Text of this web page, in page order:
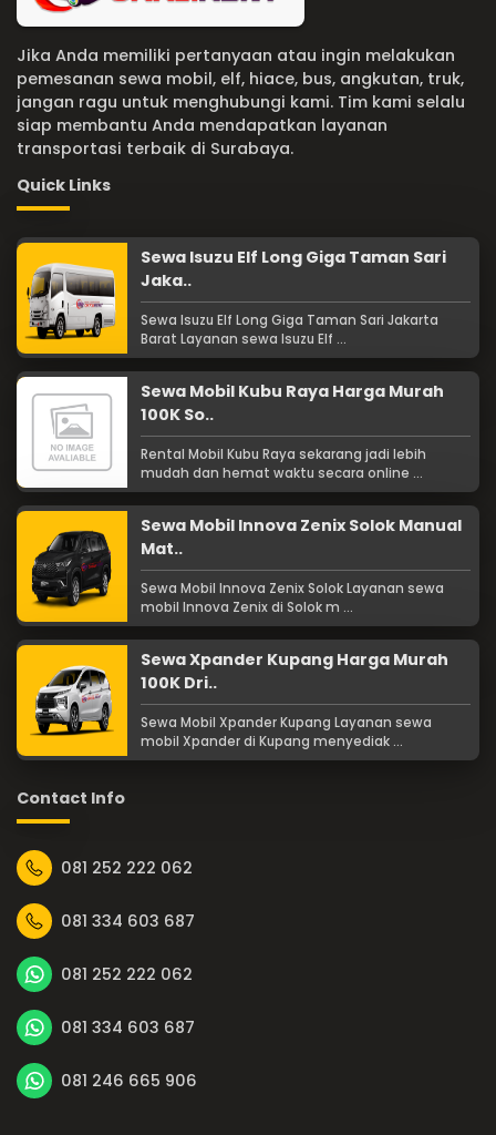
Jika Anda memiliki pertanyaan atau ingin melakukan
pemesanan sewa mobil, elf, hiace, bus, angkutan, truk,
jangan ragu untuk menghubungi kami. Tim kami selalu
siap membantu Anda mendapatkan layanan
transportasi terbaik di Surabaya.
Quick Links
Sewa Isuzu Elf Long Giga Taman Sari
Jaka..
Sewa Isuzu Elf Long Giga Taman Sari Jakarta
Barat Layanan sewa Isuzu Elf ...
Sewa Mobil Kubu Raya Harga Murah
100K So..
Rental Mobil Kubu Raya sekarang jadi lebih
mudah dan hemat waktu secara online ...
Sewa Mobil Innova Zenix Solok Manual
Mat..
Sewa Mobil Innova Zenix Solok Layanan sewa
mobil Innova Zenix di Solok m ...
Sewa Xpander Kupang Harga Murah
100K Dri..
Sewa Mobil Xpander Kupang Layanan sewa
mobil Xpander di Kupang menyediak ...
Contact Info
081 252 222 062
081 334 603 687
081 252 222 062
081 334 603 687
081 246 665 906